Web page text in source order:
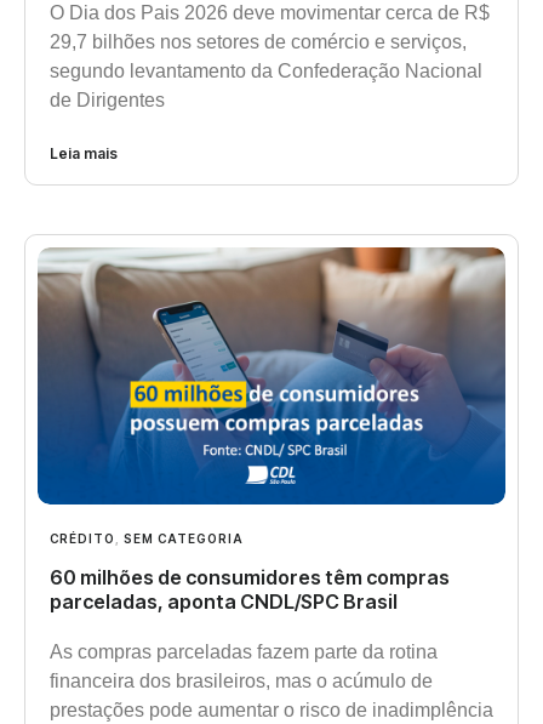
O Dia dos Pais 2026 deve movimentar cerca de R$
29,7 bilhões nos setores de comércio e serviços,
segundo levantamento da Confederação Nacional
de Dirigentes
Leia mais
CRÉDITO SEM CATEGORIA
60 milhões de consumidores têm compras
parceladas, aponta CNDL/SPC Brasil
As compras parceladas fazem parte da rotina
financeira dos brasileiros, mas o acúmulo de
prestações pode aumentar o risco de inadimplência